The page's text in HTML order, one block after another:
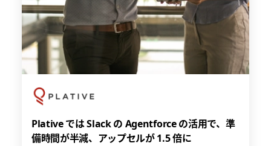
Plative では Slack の Agentforce の活用で、準
備時間が半減、アップセルが 1.5 倍に